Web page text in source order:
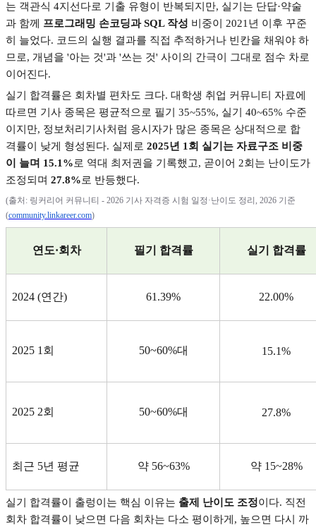
는 객관식 4지선다로 기출 유형이 반복되지만, 실기는 단답·약술
과 함께 프로그래밍 손코딩과SQL 작성 비중이 2021년 이후 꾸준
히 늘었다. 코드의 실행 결과를 직접 추적하거나 빈칸을 채워야 하
므로, 개념을 '아는 것'과 '쓰는 것' 사이의 간극이 그대로 점수 차로
이어진다.
실기 합격률은 회차별 편차도 크다. 대학생 취업 커뮤니티 자료에
따르면 기사 종목은 평균적으로 필기
35~55%, 실기 40~65% 수준
이지만, 정보처리기사처럼 응시자가 많은 종목은 상대적으로 합
격률이 낮게 형성된다. 실제로 2025년 1 회 실기는 자료구조 비중
이 늘며 15.1%로 역대 최저권을 기록했고, 곧이어 2회는 난이도가
조정되며 27.8%로 반등했다.
(출처 : 링커리어 커뮤니티 - 2026 기사 자격증 시험 일정·난이도 정리 , 2026 기준
(community.linkareer.com)
연도·회차 필기 합격률 실기 합격률
2024 (연간) 61.39% 22.00%
2025 1 회 50~60%대 15.1%
2025 2회 50~60%대 27.8%
최근 5년 평균 약56~63% 약15~28%
실기 합격률이 출렁이는 핵심 이유는 출제 난이도 조정이다. 직전
회차 합격률이 낮으면 다음 회차는 다소 평이하게 , 높으면 다시 까